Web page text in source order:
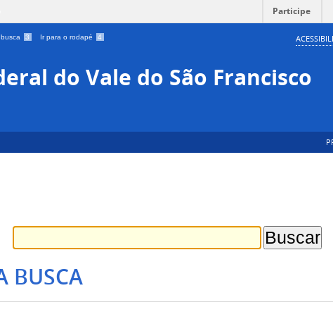
Participe
3 Ir para o rodapé 4
do Vale do São Francisco
BUSCA